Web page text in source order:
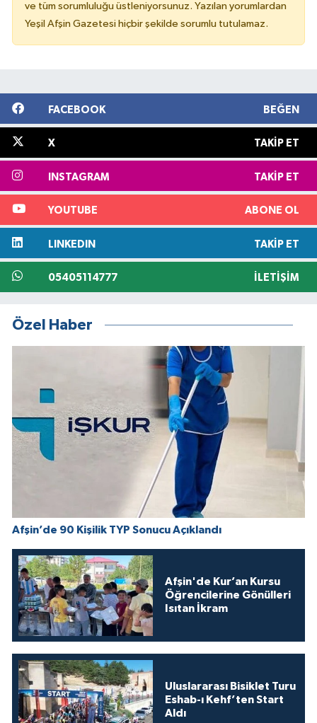
ve tüm sorumluluğu üstleniyorsunuz. Yazılan yorumlardan
Yeşil Afşin Gazetesi hiçbir şekilde sorumlu tutulamaz.
FACEBOOK BEĞEN
X TAKIP ET
INSTAGRAM TAKIP ET
YOUTUBE ABONE OL
LINKEDIN TAKIP ET
05405114777 İLETIŞIM
Özel Haber
Afşin’de 90 Kişilik TYP Sonucu Açıklandı
Afşin'de Kur’an Kursu
Öğrencilerine Gönülleri
Isıtan İkram
Uluslararası Bisiklet Turu
Eshab-ı Kehf’ten Start
Aldı